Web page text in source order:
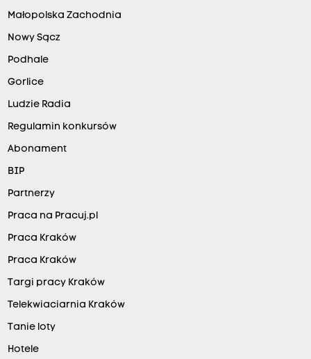
Małopolska Zachodnia
Nowy Sącz
Podhale
Gorlice
Ludzie Radia
Regulamin konkursów
Abonament
BIP
Partnerzy
Praca na Pracuj.pl
Praca Kraków
Praca Kraków
Targi pracy Kraków
Telekwiaciarnia Kraków
Tanie loty
Hotele